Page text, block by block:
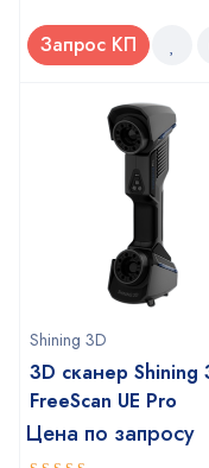
Запрос КП
Shining 3D
3D сканер Shining
FreeScan UE Pro
Цена по запросу